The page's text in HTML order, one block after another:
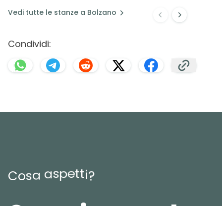
Vedi tutte le stanze a Bolzano
Condividi:
Cosa aspetti?